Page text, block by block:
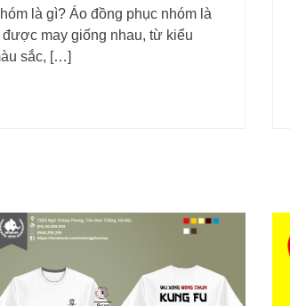
là gì? Áo đồng phục nhóm là
may giống nhau, từ kiểu
sắc, […]